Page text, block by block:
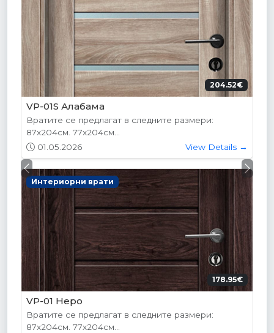
204.52€
VP-01S Алабама
Вратите се предлагат в следните размери:
87х204см. 77х204см...
01.05.2026
View Details →
Интериорни врати
178.95€
VP-01 Hepo
Вратите се предлагат в следните размери:
87х204см. 77х204см...
Previous Next